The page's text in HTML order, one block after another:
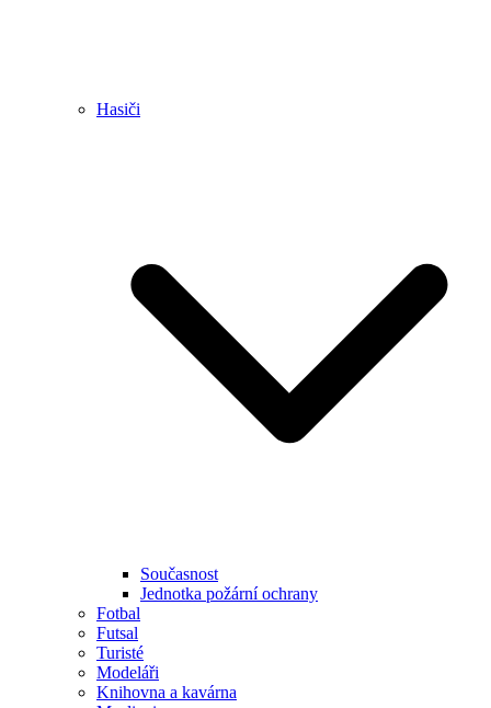
Hasiči
Současnost
Jednotka požární ochrany
Fotbal
Futsal
Turisté
Modeláři
Knihovna a kavárna